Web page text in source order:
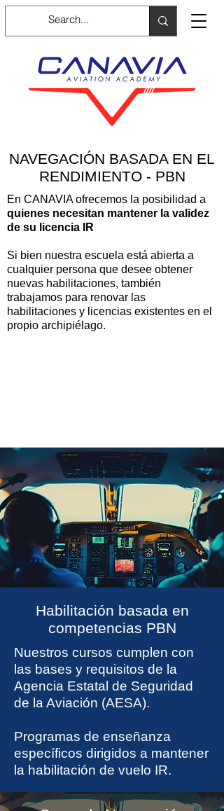
NAVEGACIÓN BASADA EN EL
RENDIMIENTO - PBN
En CANAVIA ofrecemos la posibilidad a
quienes necesitan mantener la validez
de su licencia IR
Si bien nuestra escuela está abierta a
cualquier persona que desee obtener
nuevas habilitaciones, también
trabajamos para renovar las
habilitaciones y licencias existentes en el
propio archipiélago.
Habilitación basada en
competencias PBN
Nuestros cursos cumplen con
las bases y requisitos de la
Agencia Estatal de Seguridad
de la Aviación (AESA).
Programas de enseñanza
específicos dirigidos a mantener
la habilitación de vuelo IR.